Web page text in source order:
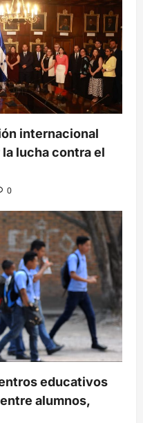
internacional
lucha contra el
0
educativos
alumnos,